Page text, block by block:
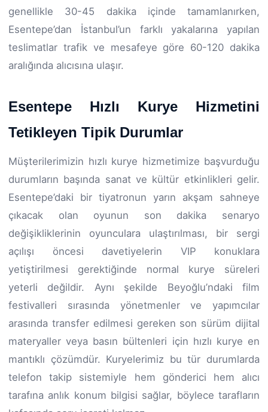
genellikle 30-45 dakika içinde tamamlanırken,
Esentepe’dan İstanbul’un farklı yakalarına yapılan
teslimatlar trafik ve mesafeye göre 60-120 dakika
aralığında alıcısına ulaşır.
Esentepe Hızlı Kurye Hizmetini
Tetikleyen Tipik Durumlar
Müşterilerimizin hızlı kurye hizmetimize başvurduğu
durumların başında sanat ve kültür etkinlikleri gelir.
Esentepe’daki bir tiyatronun yarın akşam sahneye
çıkacak olan oyunun son dakika senaryo
değişikliklerinin oyunculara ulaştırılması, bir sergi
açılışı öncesi davetiyelerin VIP konuklara
yetiştirilmesi gerektiğinde normal kurye süreleri
yeterli değildir. Aynı şekilde Beyoğlu’ndaki film
festivalleri sırasında yönetmenler ve yapımcılar
arasında transfer edilmesi gereken son sürüm dijital
materyaller veya basın bültenleri için hızlı kurye en
mantıklı çözümdür. Kuryelerimiz bu tür durumlarda
telefon takip sistemiyle hem gönderici hem alıcı
tarafına anlık konum bilgisi sağlar, böylece tarafların